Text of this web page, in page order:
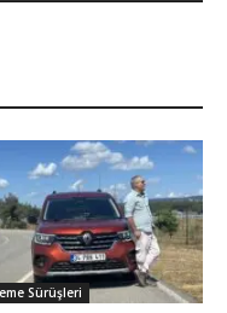
Sürüşleri